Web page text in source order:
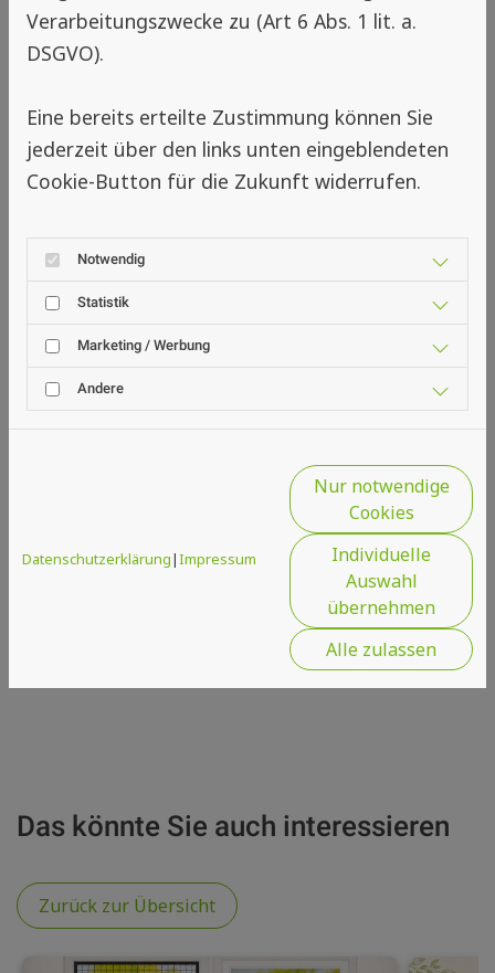
deinem Gerät aktivierst, zeigen wir dir
hier direkt passende Betriebe mit
Region. So findest du schnell die
richtige Unterstützung – egal ob für
Standardlösungen, größere Umbauten
Insektenschutz.
Sollte dir aktuell kein Betrieb
angezeigt werden, bedeutet das, dass
in deiner Umgebung noch keine
Partner aus unserem Netzwerk
verfügbar sind. Da wir unser Netzwerk
ständig erweitern, lohnt es sich,
regelmäßig vorbeizuschauen.
Das könnte Sie auch interessieren
Zurück zur Übersicht
Verarbeitungszwecke zu (Art 6 Abs. 1 lit. a.
DSGVO).
Eine bereits erteilte Zustimmung können Sie
jederzeit über den links unten eingeblendeten
Cookie-Button für die Zukunft widerrufen.
Notwendig
Statistik
Marketing / Werbung
Andere
Datenschutzerklärung|Impressum
Nur notwendige
Cookies
Individuelle
Auswahl
übernehmen
Alle zulassen